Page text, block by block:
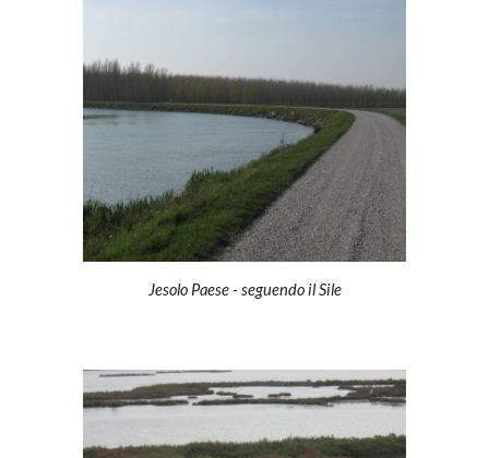
Jesolo Paese - seguendo il Sile